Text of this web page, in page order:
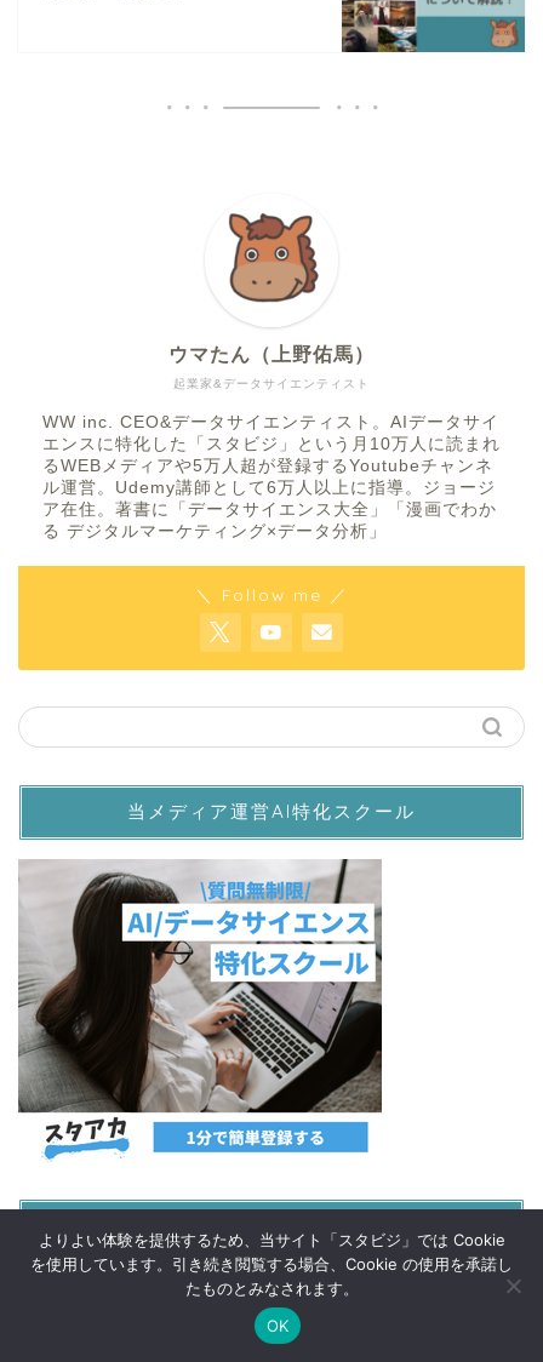
起業家&データサイエンティスト
ウマたん（上野佑馬）
WW inc. CEO&データサイエンティスト。AIデータサイ
エンスに特化した「スタビジ」という月10万人に読まれ
るWEBメディアや5万人超が登録するYoutubeチャンネ
ル運営。Udemy講師として6万人以上に指導。ジョージ
ア在住。著書に「データサイエンス大全」「漫画でわか
る デジタルマーケティング×データ分析」
＼ Follow me ／
当メディア運営AI特化スクール
よりよい体験を提供するため、当サイト「スタビジ」では Cookie
を使用しています。引き続き閲覧する場合、Cookie の使用を承諾し
たものとみなされます。
OK